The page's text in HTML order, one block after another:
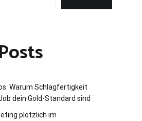
Warum Schlagfertigkeit
dein Gold-Standard sind
plötzlich im